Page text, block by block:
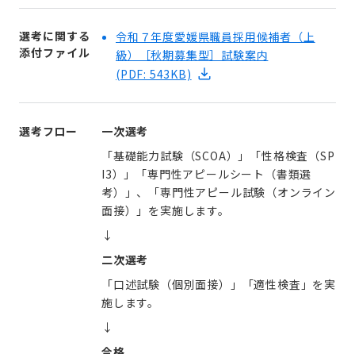
選考に関する
添付ファイル
令和７年度愛媛県職員採用候補者（上
級）［秋期募集型］試験案内
(PDF: 543KB)
選考フロー
一次選考
「基礎能力試験（SCOA）」「性格検査（SP
I3）」「専門性アピールシート（書類選
考）」、「専門性アピール試験（オンライン
面接）」を実施します。
↓
二次選考
「口述試験（個別面接）」「適性検査」を実
施します。
↓